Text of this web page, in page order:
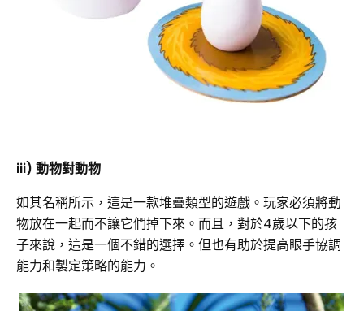
iii) 動物對動物
如其名稱所示，這是一款堆疊類型的遊戲。玩家必須將動
物放在一起而不讓它們掉下來。而且，對於4歲以下的孩
子來說，這是一個不錯的選擇。但也有助於提高眼手協調
能力和製定策略的能力。